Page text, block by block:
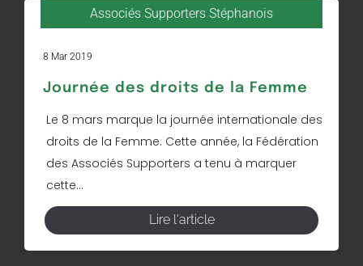
Associés Supporters Stéphanois
8 Mar 2019
Journée des droits de la Femme
Le 8 mars marque la journée internationale des
droits de la Femme. Cette année, la Fédération
des Associés Supporters a tenu à marquer
cette...
Lire l'article